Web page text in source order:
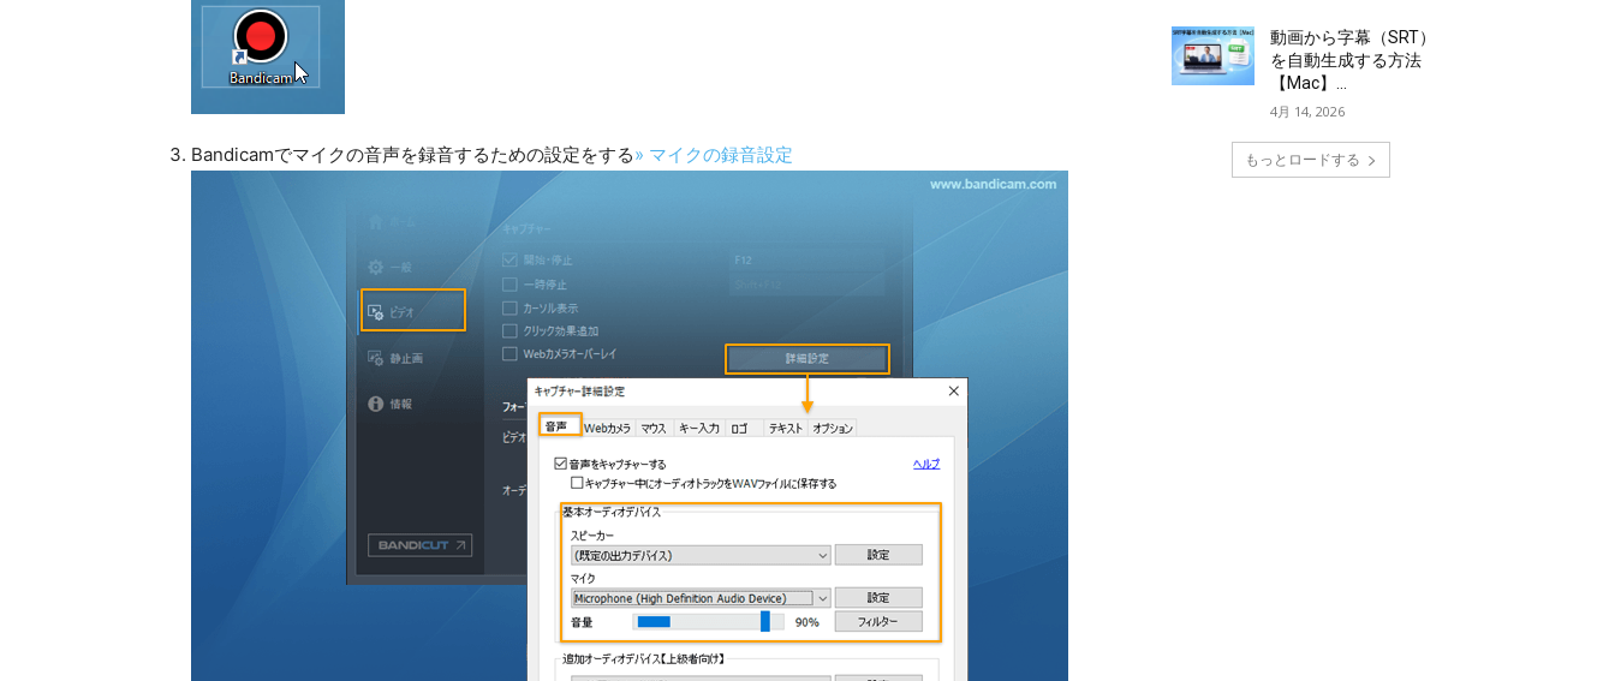
Bandicamでマイクの音声を録音するための設定をする» マイクの録音設定
動画から字幕（SRT）
を自動生成する方法
【Mac】...
4月 14, 2026
もっとロードする